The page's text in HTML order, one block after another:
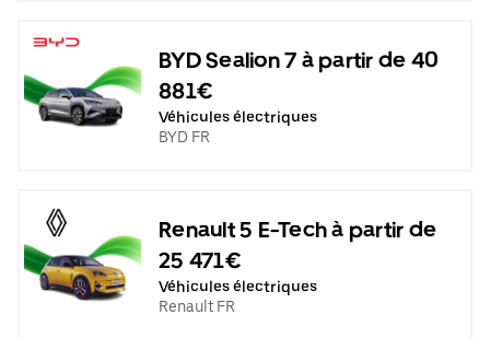
BYD Sealion 7 à partir de 40
881€
Véhicules électriques
BYD FR
Renault 5 E-Tech à partir de
25 471€
Véhicules électriques
Renault FR